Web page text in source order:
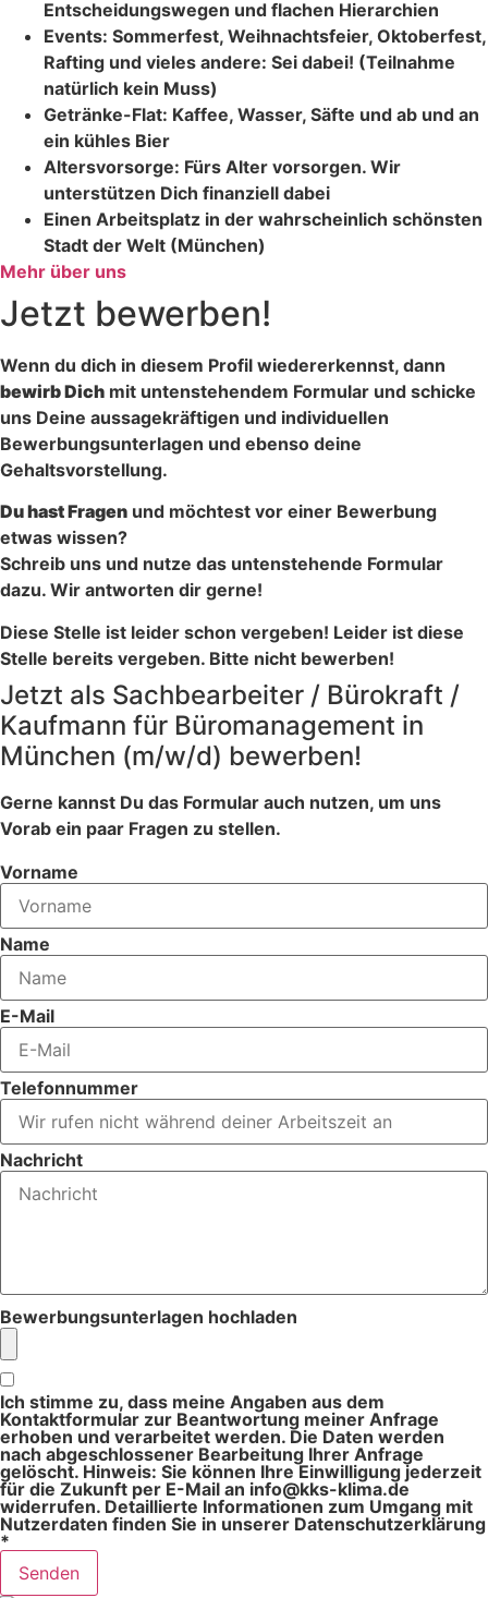
Entscheidungswegen und flachen Hierarchien
Events: Sommerfest, Weihnachtsfeier, Oktoberfest,
Rafting und vieles andere: Sei dabei! (Teilnahme
natürlich kein Muss)
Getränke-Flat: Kaffee, Wasser, Säfte und ab und an
ein kühles Bier
Altersvorsorge: Fürs Alter vorsorgen. Wir
unterstützen Dich finanziell dabei
Einen Arbeitsplatz in der wahrscheinlich schönsten
Stadt der Welt (München)
Mehr über uns
Jetzt bewerben!
Wenn du dich in diesem Profil wiedererkennst, dann
bewirb Dich mit untenstehendem Formular und schicke
uns Deine aussagekräftigen und individuellen
Bewerbungsunterlagen und ebenso deine
Gehaltsvorstellung.
Du hast Fragen und möchtest vor einer Bewerbung
etwas wissen?
Schreib uns und nutze das untenstehende Formular
dazu. Wir antworten dir gerne!
Diese Stelle ist leider schon vergeben! Leider ist diese
Stelle bereits vergeben. Bitte nicht bewerben!
Jetzt als Sachbearbeiter / Bürokraft /
Kaufmann für Büromanagement in
München (m/w/d) bewerben!
Gerne kannst Du das Formular auch nutzen, um uns
Vorab ein paar Fragen zu stellen.
Vorname
Name
E-Mail
Telefonnummer
Nachricht
Bewerbungsunterlagen hochladen
Ich stimme zu, dass meine Angaben aus dem
Kontaktformular zur Beantwortung meiner Anfrage
erhoben und verarbeitet werden. Die Daten werden
nach abgeschlossener Bearbeitung Ihrer Anfrage
gelöscht. Hinweis: Sie können Ihre Einwilligung jederzeit
für die Zukunft per E-Mail an info@kks-klima.de
widerrufen. Detaillierte Informationen zum Umgang mit
Nutzerdaten finden Sie in unserer Datenschutzerklärung
*
Senden